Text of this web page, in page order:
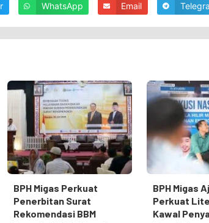
WhatsApp Email
BPH Migas Perkuat
Penerbitan Surat
Rekomendasi BBM
BPH Migas
Perkuat
Kawal